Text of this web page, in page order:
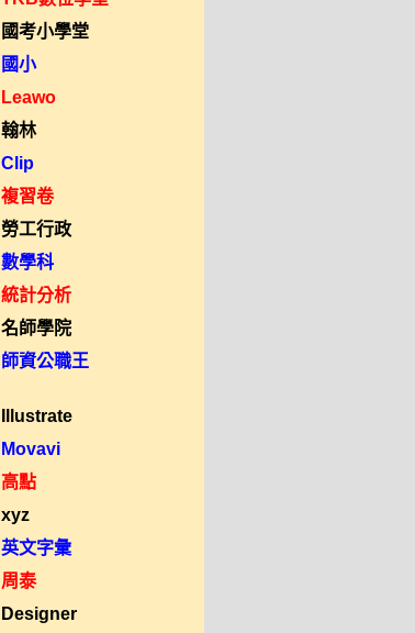
國考小學堂
國小
Leawo
翰林
Clip
複習卷
勞工行政
數學科
統計分析
名師學院
師資公職王
Illustrate
Movavi
高點
xyz
英文字彙
周泰
Designer